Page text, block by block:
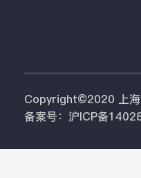
Copyright©2020 上海
备案号：沪ICP备